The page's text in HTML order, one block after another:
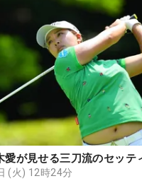
愛が見せる三刀流のセッテ
(火) 12時24分